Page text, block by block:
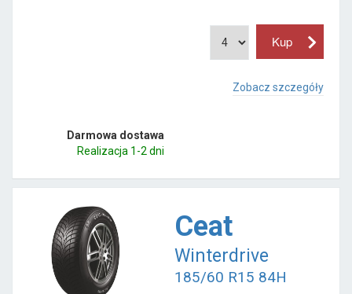
Zobacz szczegóły
Darmowa dostawa
Realizacja 1-2 dni
Ceat
Winterdrive
185/60 R15 84H